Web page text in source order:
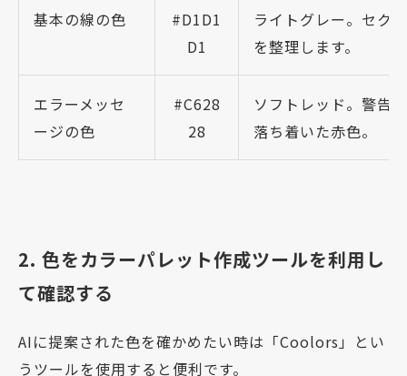
基本の線の色
#D1D1
D1
ライトグレー。セク
を整理します。
エラーメッセ
ージの色
#C628
28
ソフトレッド。警告
落ち着いた赤色。
2. 色をカラーパレット作成ツールを利用し
て確認する
AIに提案された色を確かめたい時は「Coolors」とい
うツールを使用すると便利です。